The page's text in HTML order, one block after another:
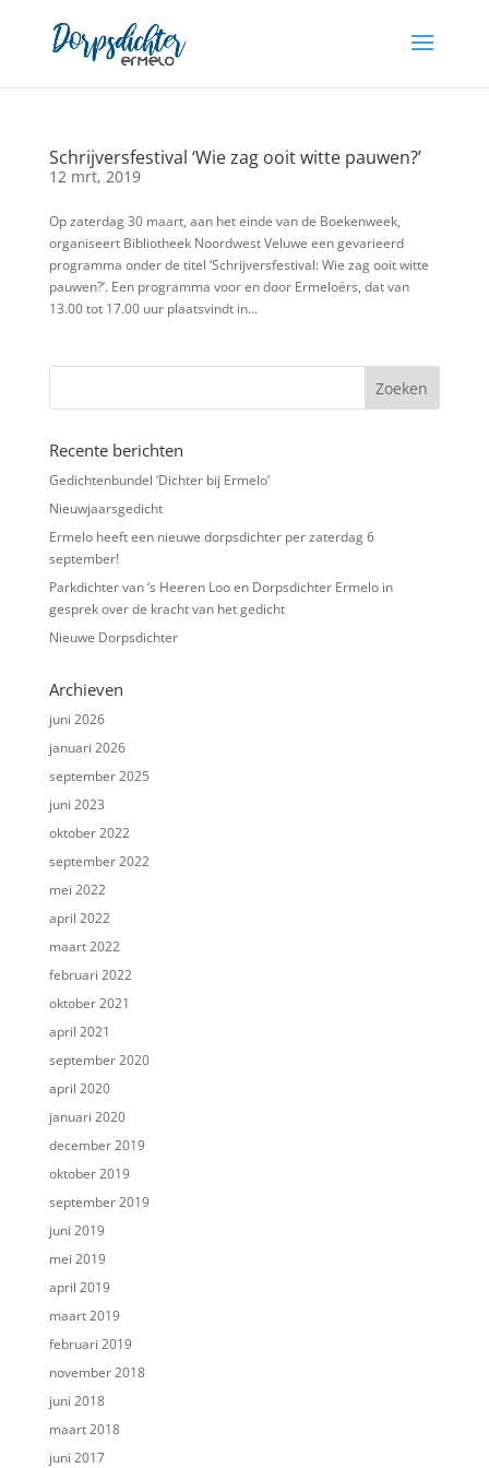
Schrijversfestival ‘Wie zag ooit witte pauwen?’
12 mrt, 2019
Op zaterdag 30 maart, aan het einde van de Boekenweek,
organiseert Bibliotheek Noordwest Veluwe een gevarieerd
programma onder de titel ‘Schrijversfestival: Wie zag ooit witte
pauwen?’. Een programma voor en door Ermeloërs, dat van
13.00 tot 17.00 uur plaatsvindt in...
Recente berichten
Gedichtenbundel ‘Dichter bij Ermelo’
Nieuwjaarsgedicht
Ermelo heeft een nieuwe dorpsdichter per zaterdag 6
september!
Parkdichter van ‘s Heeren Loo en Dorpsdichter Ermelo in
gesprek over de kracht van het gedicht
Nieuwe Dorpsdichter
Archieven
juni 2026
januari 2026
september 2025
juni 2023
oktober 2022
september 2022
mei 2022
april 2022
maart 2022
februari 2022
oktober 2021
april 2021
september 2020
april 2020
januari 2020
december 2019
oktober 2019
september 2019
juni 2019
mei 2019
april 2019
maart 2019
februari 2019
november 2018
juni 2018
maart 2018
juni 2017